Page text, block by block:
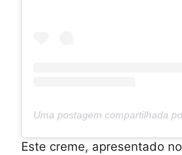
Este creme, apresentado